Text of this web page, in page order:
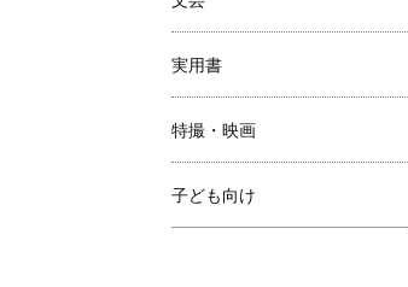
実用書
特撮・映画
子ども向け